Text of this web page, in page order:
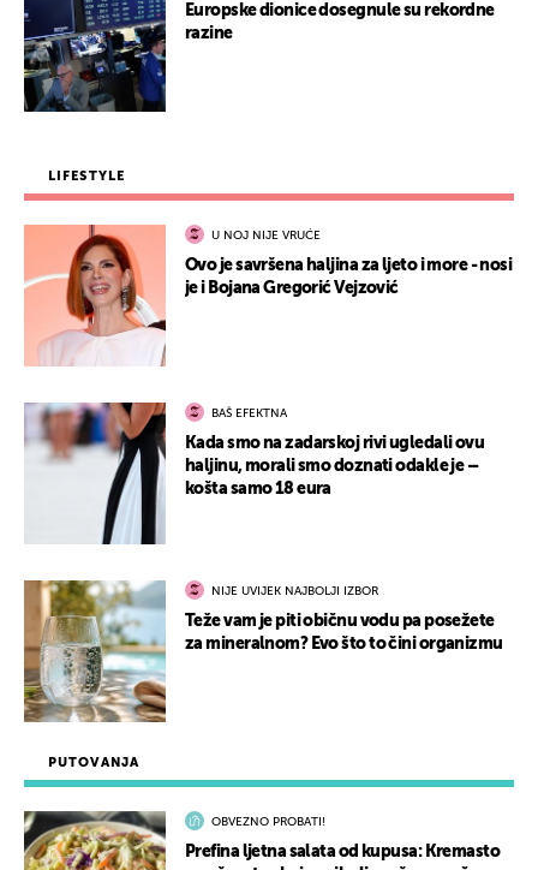
PUTOVANJA
OBVEZNO PROBATI!
Prefina ljetna salata od kupusa: Kremasto
Europske dionice dosegnule su rekordne
razine
LIFESTYLE
U NOJ NIJE VRUĆE
Ovo je savršena haljina za ljeto i more - nosi
je i Bojana Gregorić Vejzović
BAŠ EFEKTNA
Kada smo na zadarskoj rivi ugledali ovu
haljinu, morali smo doznati odakle je –
košta samo 18 eura
NIJE UVIJEK NAJBOLJI IZBOR
Teže vam je piti običnu vodu pa posežete
za mineralnom? Evo što to čini organizmu